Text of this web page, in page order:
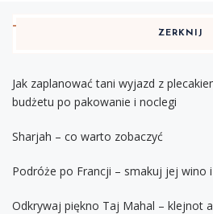
ZERKNIJ
Jak zaplanować tani wyjazd z
budżetu po pakowanie i noclegi
Sharjah – co warto zobaczyć
Podróże po Francji – smakuj jej wino
Odkrywaj piękno Taj Mahal – klejnot